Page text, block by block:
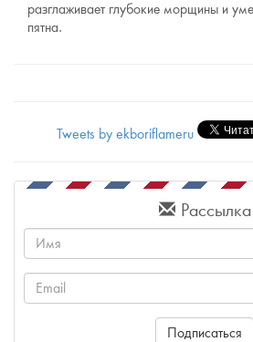
разглаживает глубокие морщины и
пятна.
Tweets by ekboriflameru
Рассылка
Подписаться